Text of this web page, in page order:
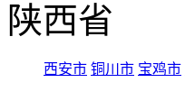
陕西省
西安市 铜川市 宝鸡市